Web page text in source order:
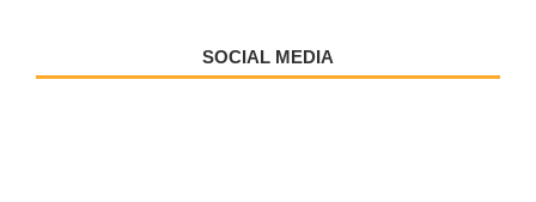
SOCIAL MEDIA